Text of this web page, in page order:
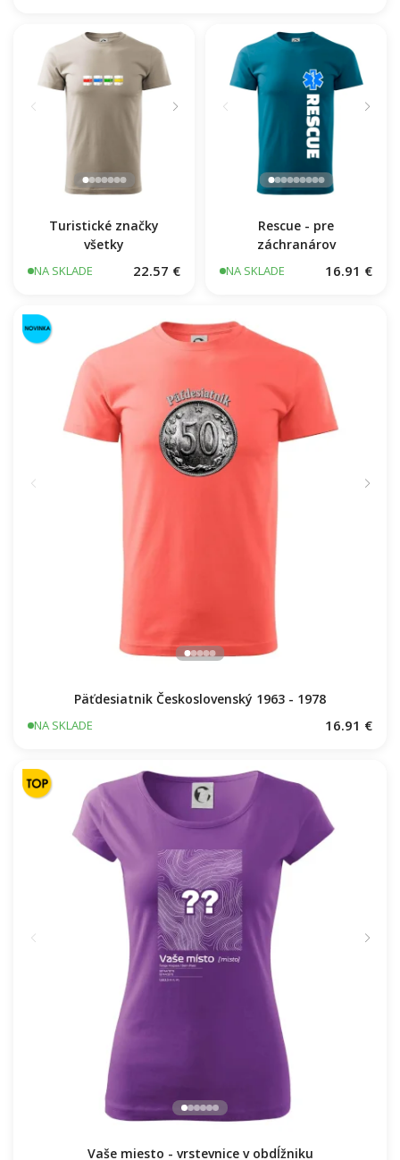
Turistické značky
všetky
NA SKLADE 22.57 €
Rescue - pre
záchranárov
NA SKLADE 16.91 €
Päťdesiatnik Československý 1963 - 1978
NA SKLADE 16.91 €
Vaše miesto - vrstevnice v obdĺžniku